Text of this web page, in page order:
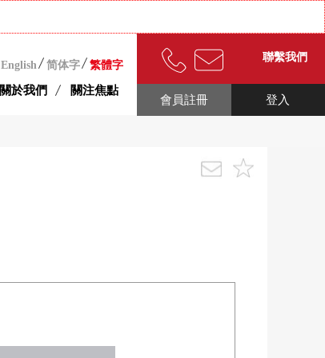
English 简体字 繁體字
關於我們 關注焦點
聯繫我們
登入
會員註冊